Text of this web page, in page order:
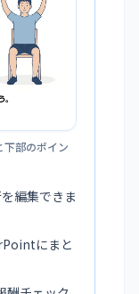
下部のポイン
編集できま
にまと